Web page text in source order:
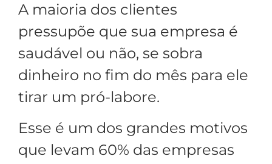
A maioria dos clientes
pressupõe que sua empresa é
saudável ou não, se sobra
dinheiro no fim do mês para ele
tirar um pró-labore.
Esse é um dos grandes motivos
que levam 60% das empresas